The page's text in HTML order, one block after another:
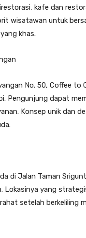
kafe dan
wisatawan untuk
khas.
No. 50, Coffee
Pengunjung dapat
Konsep unik dan
di Jalan Taman
Lokasinya yang
setelah berkeliling